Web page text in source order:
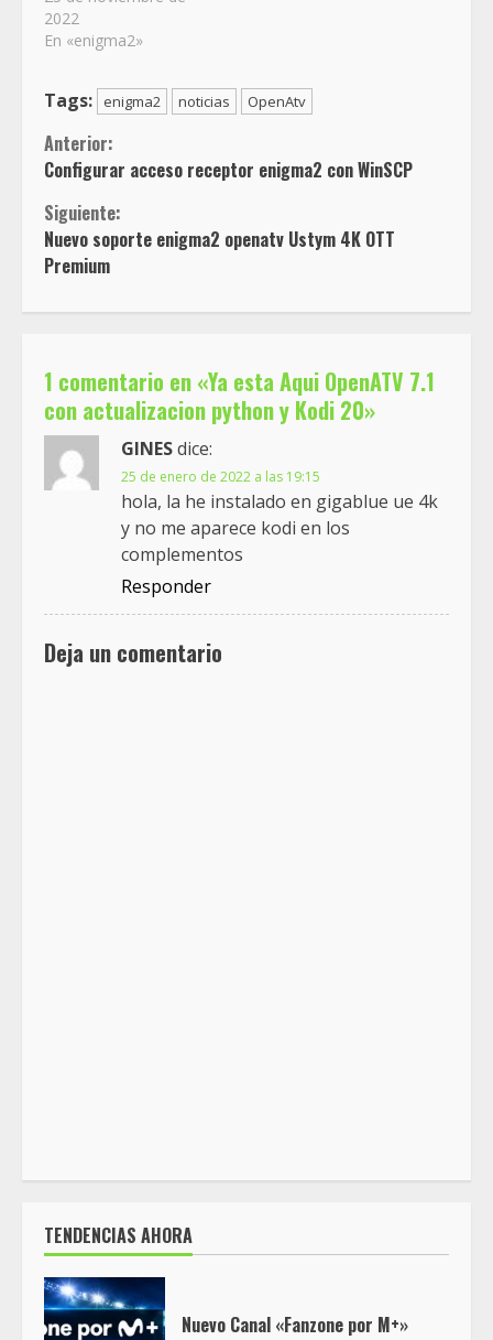
2022
En «enigma2»
Tags: enigma2 noticias OpenAtv
Sigue
leyendo
Anterior:
Configurar acceso receptor enigma2 con WinSCP
Siguiente:
Nuevo soporte enigma2 openatv Ustym 4K OTT
Premium
1 comentario en «Ya esta Aqui OpenATV 7.1
con actualizacion python y Kodi 20»
GINESdice:
25 de enero de 2022 a las 19:15
hola, la he instalado en gigablue ue 4k
y no me aparece kodi en los
complementos
Responder
Deja un comentario
TENDENCIAS AHORA
Nuevo Canal «Fanzone por M+»